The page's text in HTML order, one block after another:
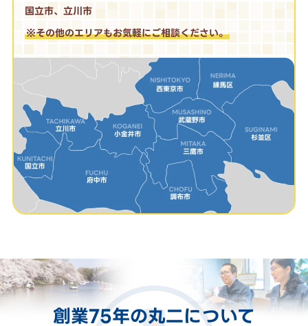
国立市、立川市
※その他のエリアもお気軽にご相談ください。
創業75年の丸二について